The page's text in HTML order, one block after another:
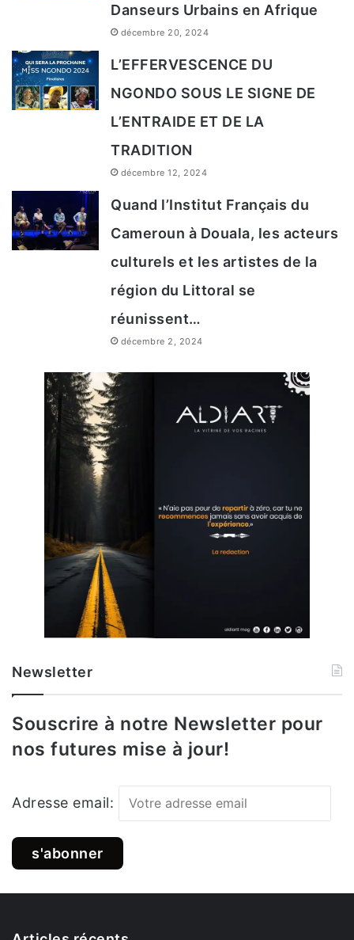
Danseurs Urbains en Afrique
décembre 20, 2024
L’EFFERVESCENCE DU
NGONDO SOUS LE SIGNE DE
L’ENTRAIDE ET DE LA
TRADITION
décembre 12, 2024
Quand l’Institut Français du
Cameroun à Douala, les acteurs
culturels et les artistes de la
région du Littoral se
réunissent…
décembre 2, 2024
Newsletter
Souscrire à notre Newsletter pour
nos futures mise à jour!
Adresse email: